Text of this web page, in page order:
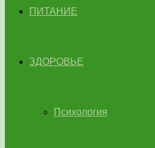
ПИТАНИЕ
ЗДОРОВЬЕ
Психология